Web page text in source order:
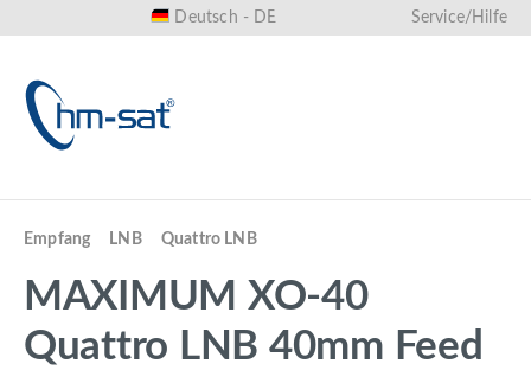
Deutsch - DE Service/Hilfe
Empfang LNB Quattro LNB
MAXIMUM XO-40
Quattro LNB 40mm Feed